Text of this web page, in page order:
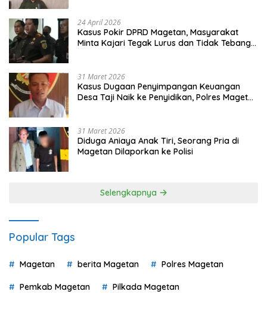
24 April 2026
Kasus Pokir DPRD Magetan, Masyarakat
Minta Kajari Tegak Lurus dan Tidak Tebang
31 Maret 2026
Kasus Dugaan Penyimpangan Keuangan
Desa Taji Naik ke Penyidikan, Polres Magetan
31 Maret 2026
Diduga Aniaya Anak Tiri, Seorang Pria di
Magetan Dilaporkan ke Polisi
Selengkapnya
Popular Tags
Magetan berita Magetan Polres Magetan
Pemkab Magetan Pilkada Magetan